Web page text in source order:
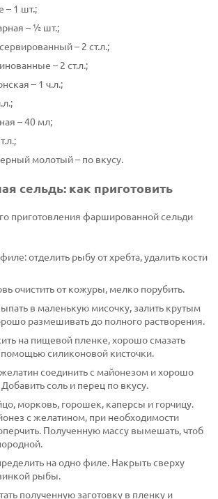
– 1 шт.;
– ½ шт.;
– 2 ст.л.;
– 2 ст.л.;
– 1 ч.л.;
– 40 мл;
молотый – по вкусу.
сельдь: как приготовить
приготовления фаршированной сельди
отделить рыбу от хребта, удалить кости
очистить от кожуры, мелко порубить.
в маленькую мисочку, залить крутым
размешивать до полного растворения.
на пищевой пленке, хорошо смазать
силиконовой кисточки.
соединить с майонезом и хорошо
соль и перец по вкусу.
морковь, горошек, каперсы и горчицу.
с желатином, при необходимости
Полученную массу вымешать, чтоб
на одно филе. Накрыть сверху
рыбы.
полученную заготовку в пленку и